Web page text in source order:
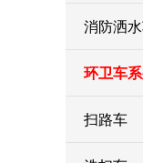
消防洒
环卫车
扫路车